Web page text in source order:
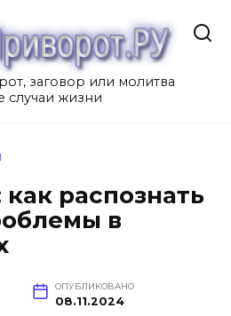
заговор или молитва
случаи жизни
распознать
в
ОПУБЛИКОВАНО
08.11.2024